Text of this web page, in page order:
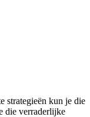
strategieën kun je die
die verraderlijke